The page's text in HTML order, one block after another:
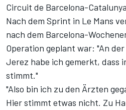
Circuit de Barcelona-
Nach dem Sprint in Le Mans
nach dem Barcelona-
Operation geplant war: "An
Jerez habe ich gemerkt, dass
stimmt."
"Also bin ich zu den Ärzten
Hier stimmt etwas nicht. Zu